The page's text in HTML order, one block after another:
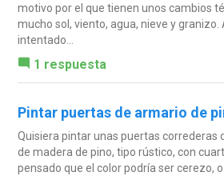
motivo por el que tienen unos cambios
mucho sol, viento, agua, nieve y granizo.
intentado...
1 respuesta
Pintar puertas de armario de
Quisiera pintar unas puertas correderas
de madera de pino, tipo rústico, con
pensado que el color podría ser cerezo,